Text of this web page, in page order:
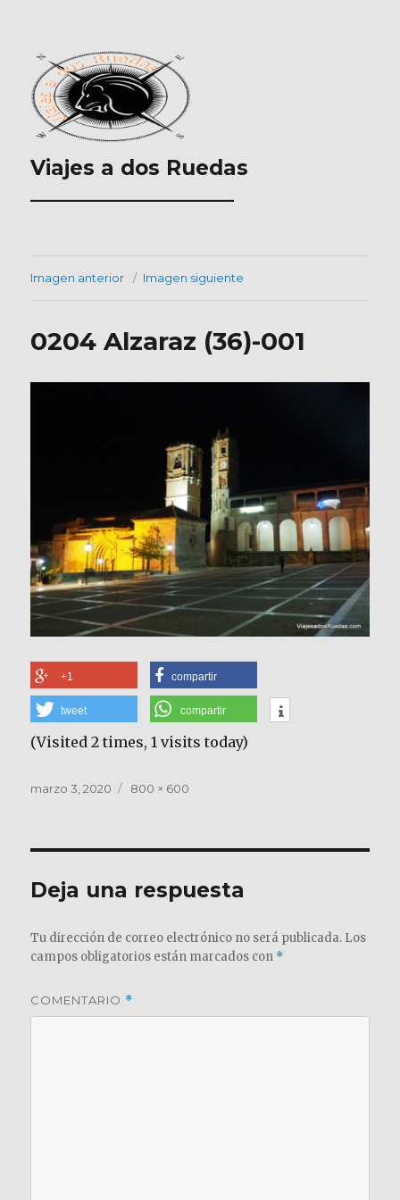
Viajes a dos Ruedas
___________________
Imagen anterior Imagen siguiente
0204 Alzaraz (36)-001
+1 compartir
tweet compartir
(Visited 2 times, 1 visits today)
Publicado
marzo 3, 2020
Tamaño
800 × 600
Deja una respuesta
Tu dirección de correo electrónico no será publicada. Los
campos obligatorios están marcados con *
COMENTARIO *